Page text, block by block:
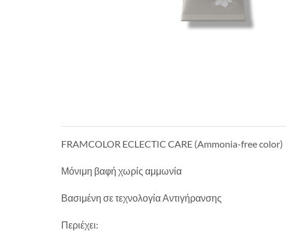
FRAMCOLOR ECLECTIC CARE (Ammonia-free color)
Μόνιμη βαφή χωρίς αμμωνία
Βασιμένη σε τεχνολογία Αντιγήρανσης
Περιέχει: